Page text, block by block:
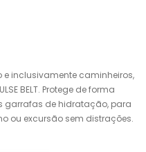
e inclusivamente caminheiros,
BELT. Protege de forma
garrafas de hidratação, para
ou excursão sem distrações.